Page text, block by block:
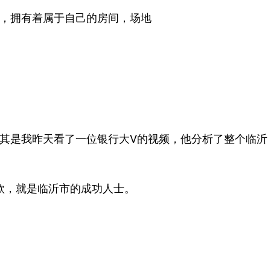
拥有着属于自己的房间，场地
是我昨天看了一位银行大V的视频，他分析了整个临沂
就是临沂市的成功人士。